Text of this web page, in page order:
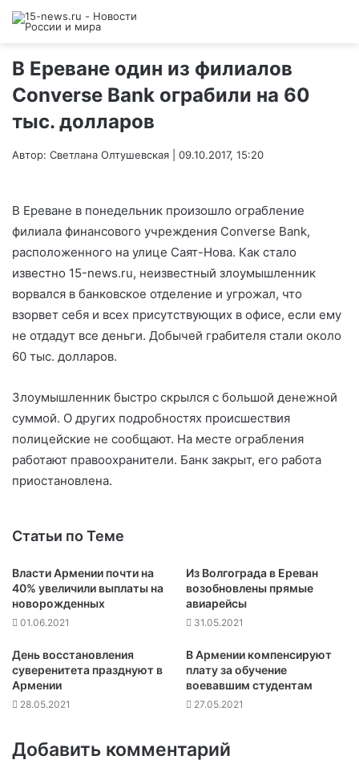
В Ереване один из филиалов
Converse Bank ограбили на 60
тыс. долларов
Автор: Светлана Олтушевская | 09.10.2017, 15:20
В Ереване в понедельник произошло ограбление
филиала финансового учреждения Converse Bank,
расположенного на улице Саят-Нова. Как стало
известно 15-news.ru, неизвестный злоумышленник
ворвался в банковское отделение и угрожал, что
взорвет себя и всех присутствующих в офисе, если ему
не отдадут все деньги. Добычей грабителя стали около
60 тыс. долларов.
Злоумышленник быстро скрылся с большой денежной
суммой. О других подробностях происшествия
полицейские не сообщают. На месте ограбления
работают правоохранители. Банк закрыт, его работа
приостановлена.
Статьи по Теме
Власти Армении почти на
40% увеличили выплаты на
новорожденных
01.06.2021
Из Волгограда в Ереван
возобновлены прямые
авиарейсы
31.05.2021
День восстановления
суверенитета празднуют в
Армении
28.05.2021
В Армении компенсируют
плату за обучение
воевавшим студентам
27.05.2021
Добавить комментарий